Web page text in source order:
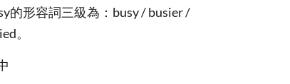
的形容詞三級為：busy / busier /
。